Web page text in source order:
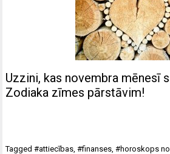
Uzzini, kas novembra mēnesī
Zodiaka zīmes pārstāvim!
Tagged#attiecības ,#finanses ,#horoskops